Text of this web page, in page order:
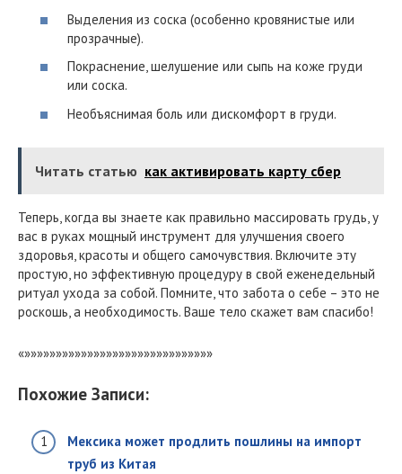
Выделения из соска (особенно кровянистые или
прозрачные).
Покраснение, шелушение или сыпь на коже груди
или соска.
Необъяснимая боль или дискомфорт в груди.
Читать статью как активировать карту сбер
Теперь, когда вы знаете как правильно массировать грудь, у
вас в руках мощный инструмент для улучшения своего
здоровья, красоты и общего самочувствия. Включите эту
простую, но эффективную процедуру в свой еженедельный
ритуал ухода за собой. Помните, что забота о себе – это не
роскошь, а необходимость. Ваше тело скажет вам спасибо!
«»»»»»»»»»»»»»»»»»»»»»»»»»»»»»»
Похожие Записи:
Мексика может продлить пошлины на импорт
труб из Китая